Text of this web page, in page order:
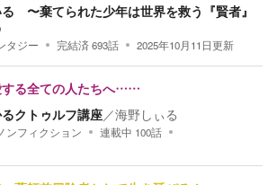
〜棄てられた少年は世界を救う『賢者』
タジー 完結済693話 2025年10月11日更新
する全ての人たちへ……
クトゥルフ講座／海野しぃる
ンフィクション 連載中 100話